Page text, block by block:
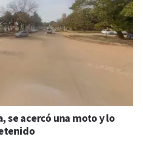
se acercó una moto y lo